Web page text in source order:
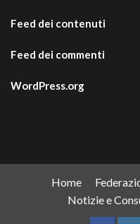
Feed dei contenuti
Feed dei commenti
WordPress.org
Home
Notizie e